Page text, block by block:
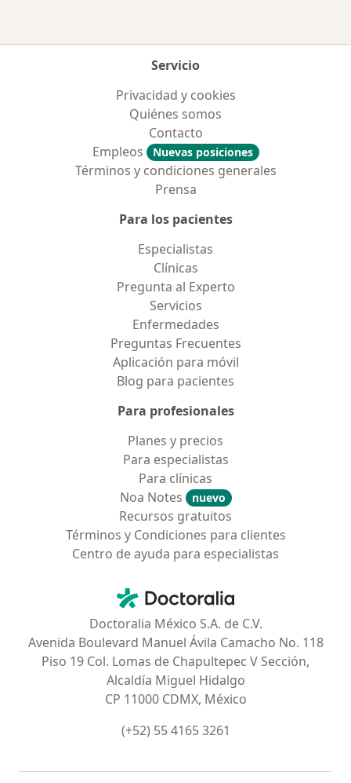
Servicio
Privacidad y cookies
Quiénes somos
Contacto
Empleos
Nuevas posiciones
Términos y condiciones generales
Prensa
Para los pacientes
Especialistas
Clínicas
Pregunta al Experto
Servicios
Enfermedades
Preguntas Frecuentes
Aplicación para móvil
Blog para pacientes
Para profesionales
Planes y precios
Para especialistas
Para clínicas
Noa Notes
nuevo
Recursos gratuitos
Términos y Condiciones para clientes
Centro de ayuda para especialistas
Doctoralia - Página de inicio
Doctoralia México S.A. de C.V.
Avenida Boulevard Manuel Ávila Camacho No. 118
Piso 19 Col. Lomas de Chapultepec V Sección,
Alcaldía Miguel Hidalgo
CP 11000 CDMX, México
(+52) 55 4165 3261